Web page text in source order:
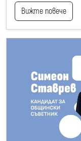
Вижте повече